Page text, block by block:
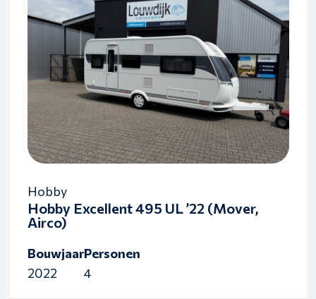
Hobby
Hobby Excellent 495 UL ’22 (Mover,
Airco)
Bouwjaar
2022
Personen
4